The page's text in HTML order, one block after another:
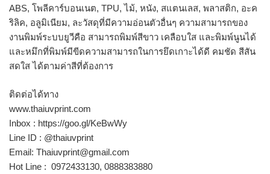
ABS, โพลีคาร์บอนเนต, TPU, ไม้, หนัง, สแตนเลส, พลาสติก, อะค
ริลิค, อลูมิเนียม, ละวัสดุที่มีความอ่อนตัวอื่นๆ ความสามารถของ
งานพิมพ์ระบบยูวีคือ สามารถพิมพ์สีขาว เคลือบใส และพิมพ์นูนได้
และหมึกที่พิมพ์มีขีดความสามารถในการยึดเกาะได้ดี คมชัด สีสัน
สดใส ได้ตามค่าสีที่ต้องการ
ติดต่อได้ทาง
www.thaiuvprint.com
Inbox : https://goo.gl/KeBwWy
Line ID : @thaiuvprint
Email: Thaiuvprint@gmail.com
Hot Line : 0972433130, 0888383880